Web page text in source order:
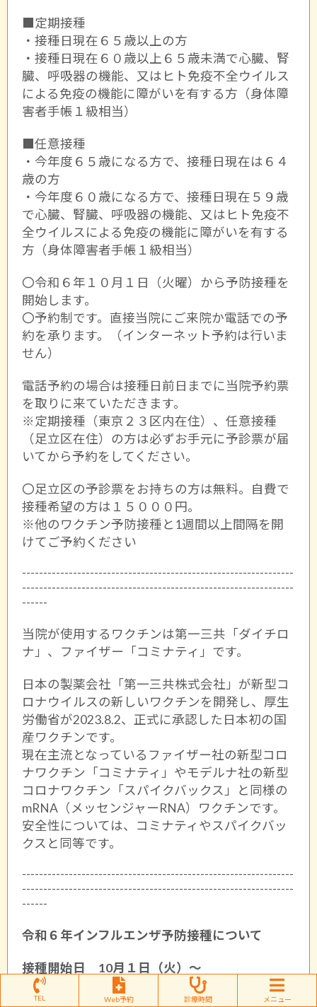
■定期接種
・接種日現在６５歳以上の方
・接種日現在６０歳以上６５歳未満で心臓、腎
臓、呼吸器の機能、又はヒト免疫不全ウイルス
による免疫の機能に障がいを有する方（身体障
害者手帳１級相当）
■任意接種
・今年度６５歳になる方で、接種日現在は６４
歳の方
・今年度６０歳になる方で、接種日現在５９歳
で心臓、腎臓、呼吸器の機能、又はヒト免疫不
全ウイルスによる免疫の機能に障がいを有する
方（身体障害者手帳１級相当）
〇令和６年１０月１日（火曜）から予防接種を
開始します。
〇予約制です。直接当院にご来院か電話での予
約を承ります。（インターネット予約は行いま
せん）
電話予約の場合は接種日前日までに当院予約票
を取りに来ていただきます。
※定期接種（東京２３区内在住）、任意接種
（足立区在住）の方は必ずお手元に予診票が届
いてから予約をしてください。
〇足立区の予診票をお持ちの方は無料。自費で
接種希望の方は１５０００円。
※他のワクチン予防接種と1週間以上間隔を開
けてご予約ください
----------------------------------------------------------------
----------------------------------------------------------------
------
当院が使用するワクチンは第一三共「ダイチロ
ナ」、ファイザー「コミナティ」です。
日本の製薬会社「第一三共株式会社」が新型コ
ロナウイルスの新しいワクチンを開発し、厚生
労働省が2023.8.2、正式に承認した日本初の国
産ワクチンです。
現在主流となっているファイザー社の新型コロ
ナワクチン「コミナティ」やモデルナ社の新型
コロナワクチン「スパイクバックス」と同様の
mRNA（メッセンジャーRNA）ワクチンです。
安全性については、コミナティやスパイクバッ
クスと同等です。
----------------------------------------------------------------
----------------------------------------------------------------
------
令和６年インフルエンザ予防接種について
接種開始日 10月１日（火）〜
１６歳（中学卒業）以上の方を対象
TEL Web予約 診療時間 メニュー